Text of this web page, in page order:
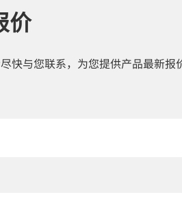
价
快与您联系，为您提供产品最新报